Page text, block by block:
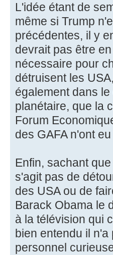
L'idée étant de
même si Trump
précédentes, il y
devrait pas être
nécessaire pour
détruisent les
également dans
planétaire, que la
Forum
des GAFA n'ont
Enfin, sachant
s'agit pas de
des USA ou de
Barack Obama le
à la télévision qui
bien entendu il
personnel